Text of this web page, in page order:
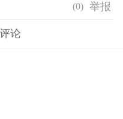
(0)
论